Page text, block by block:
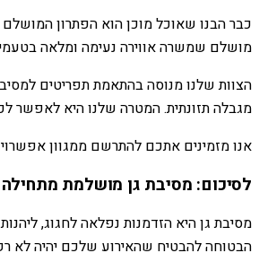
כבר הבנו שאוכל מוכן הוא הפתרון המושלם
מושלם שמשרה אווירה נעימה ומלאה
הצוות שלנו מנוסה בהתאמת תפריטים
מגבלה תזונתית. המטרה שלנו היא לאפשר
אנו מזמינים אתכם להתרשם ממגוון
לסיכום: מסיבת גן מושלמת מתחילה
מסיבת גן היא הזדמנות נפלאה לחגוג,
הבטוחה להבטיח שהאירוע שלכם יהיה לא